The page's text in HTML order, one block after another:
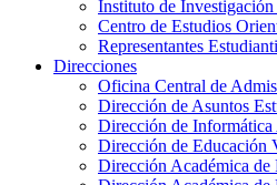
Instituto de
Centro de Estudios
Representantes
Direcciones
Oficina Central de
Dirección de Asuntos
Dirección de Informática
Dirección de Educación
Dirección Académica de